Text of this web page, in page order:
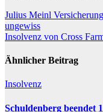
Julius Meinl
ungewiss
Insolvenz von Cross
Ähnlicher Beitrag
Insolvenz
Schuldenberg beendet